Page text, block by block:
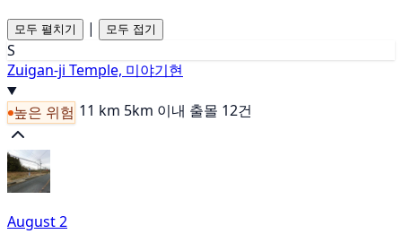
모두 펼치기 | 모두 접기
S
Zuigan-ji Temple, 미야기현
높은 위험 11 km 5km 이내 출몰 12건
August 2